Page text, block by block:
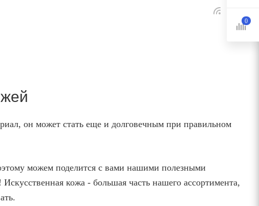
он может стать еще и долговечным при правильном
можем поделится с вами нашими полезными
кожа - большая часть нашего ассортимента,
0